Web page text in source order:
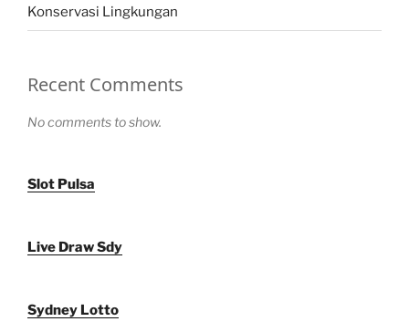
Konservasi Lingkungan
Recent Comments
No comments to show.
Slot Pulsa
Live Draw Sdy
Sydney Lotto